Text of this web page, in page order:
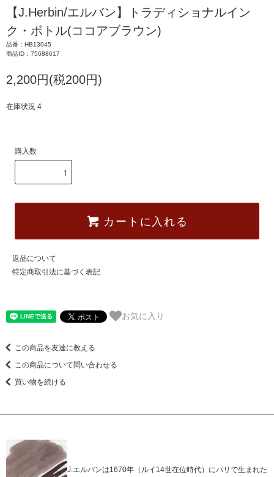
【J.Herbin/エルバン】トラディショナルイン
ク・ボトル(ココアブラウン)
品番：HB13045
商品ID：75688617
2,200円(税200円)
在庫状況 4
購入数
カートに入れる
返品について
特定商取引法に基づく表記
お気に入り
この商品を友達に教える
この商品について問い合わせる
買い物を続ける
J.エルバンは1670年（ルイ14世在位時代）にパリで生まれた